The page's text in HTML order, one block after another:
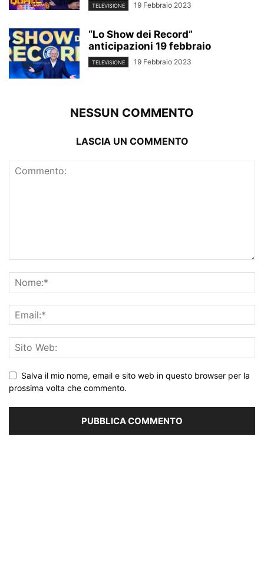
TELEVISIONE 19 Febbraio 2023
“Lo Show dei Record”
anticipazioni 19 febbraio
TELEVISIONE 19 Febbraio 2023
NESSUN COMMENTO
LASCIA UN COMMENTO
Salva il mio nome, email e sito web in questo browser per la
prossima volta che commento.